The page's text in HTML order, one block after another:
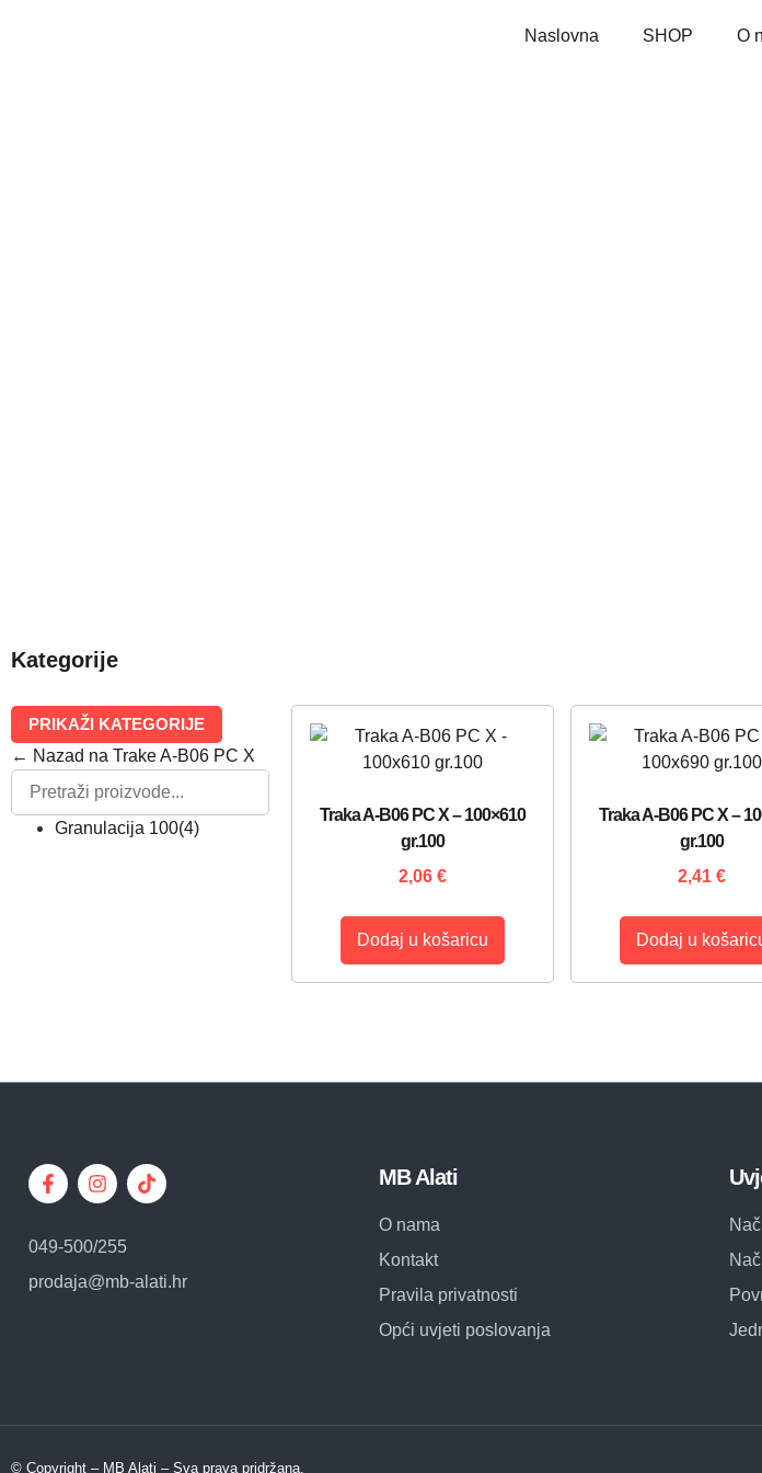
Naslovna SHOP O
Kategorije
PRIKAŽI KATEGORIJE
← Nazad na Trake A-B06 PC X
Granulacija 100(4)
Traka A-B06 PC X – 100×610
gr.100
2,06 €
Dodaj u košaricu
Traka A-B06 PC X –
gr.100
2,41 €
Dodaj u
049-500/255
prodaja@mb-alati.hr
MB Alati
O nama
Kontakt
Pravila privatnosti
Opći uvjeti poslovanja
© Copyright – MB Alati – Sva prava pridržana.